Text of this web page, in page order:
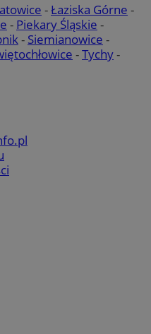
-Łaziska Górne -
- Piekary Śląskie -
- Siemianowice -
-Tychy-